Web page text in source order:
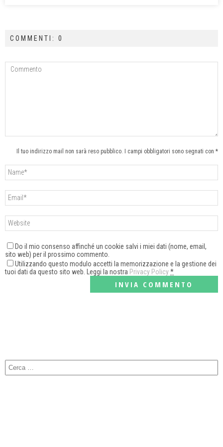
COMMENTI: 0
Il tuo indirizzo mail non sarà reso pubblico. I campi obbligatori sono segnati con *
Do il mio consenso affinché un cookie salvi i miei dati (nome, email,
sito web) per il prossimo commento.
Utilizzando questo modulo accetti la memorizzazione e la gestione dei
tuoi dati da questo sito web. Leggi la nostra Privacy Policy*